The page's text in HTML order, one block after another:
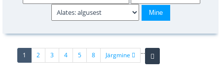
1 (current)
2 3 4 5 ...
8 Järgmine